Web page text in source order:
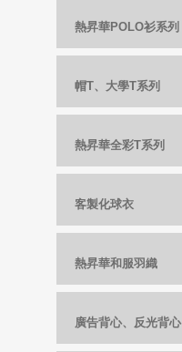
熱昇華POLO衫系列
帽T、大學T系列
熱昇華全彩T系列
客製化球衣
熱昇華和服羽織
廣告背心、反光背心